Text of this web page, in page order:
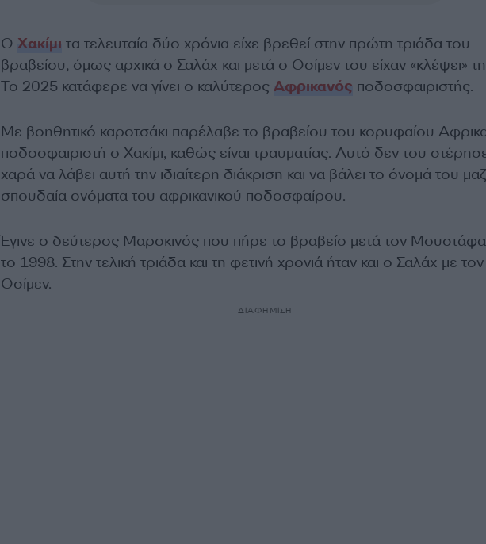
Ο Χακίμι τα τελευταία δύο χρόνια είχε βρεθεί στην πρώτη τριάδα του
βραβείου, όμως αρχικά ο Σαλάχ και μετά ο Οσίμεν του είχαν «κλέψει»
Το 2025 κατάφερε να γίνει ο καλύτερος Αφρικανός ποδοσφαιριστής.
Με βοηθητικό καροτσάκι παρέλαβε το βραβείου του κορυφαίου
ποδοσφαιριστή ο Χακίμι, καθώς είναι τραυματίας. Αυτό δεν του
χαρά να λάβει αυτή την ιδιαίτερη διάκριση και να βάλει το όνομά του
σπουδαία ονόματα του αφρικανικού ποδοσφαίρου.
Έγινε ο δεύτερος Μαροκινός που πήρε το βραβείο μετά τον Μουστάφα
το 1998. Στην τελική τριάδα και τη φετινή χρονιά ήταν και ο Σαλάχ με τον
Οσίμεν.
ΔΙΑΦΗΜΙΣΗ